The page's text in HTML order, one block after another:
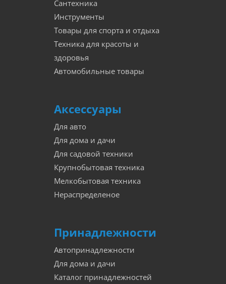
Сантехника
Инструменты
Товары для спорта и отдыха
Техника для красоты и
здоровья
Автомобильные товары
Аксессуары
Для авто
Для дома и дачи
Для садовой техники
Крупнобытовая техника
Мелкобытовая техника
Нераспределеное
Принадлежности
Автопринадлежности
Для дома и дачи
Каталог принадлежностей